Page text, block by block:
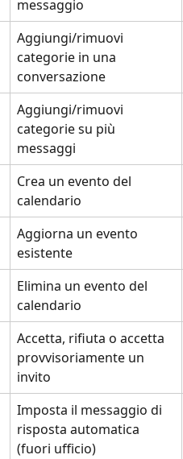
messaggio
Aggiungi/rimuovi
categorie in una
conversazione
Aggiungi/rimuovi
categorie su più
messaggi
Crea un evento del
calendario
Aggiorna un evento
esistente
Elimina un evento del
calendario
Accetta, rifiuta o accetta
provvisoriamente un
invito
Imposta il messaggio di
risposta automatica
(fuori ufficio)